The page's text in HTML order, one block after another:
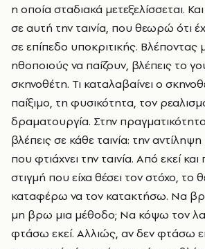
η οποία σταδιακά μετεξελίσσεται.
σε αυτή την ταινία, που θεωρώ ότι
σε επίπεδο υποκριτικής. Βλέποντας
ηθοποιούς να παίζουν, βλέπεις το
σκηνοθέτη. Τι καταλαβαίνει ο
παίξιμο, τη φυσικότητα, τον
δραματουργία. Στην
βλέπεις σε κάθε ταινία: την
που φτιάχνει την ταινία. Από εκεί
στιγμή που είχα θέσει τον στόχο, το
καταφέρω να τον κατακτήσω. Να
μη βρω μια μέθοδο; Να κόψω τον
φτάσω εκεί. Αλλιώς, αν δεν φτάσω